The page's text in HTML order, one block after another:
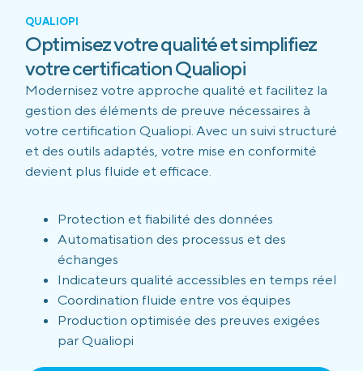
QUALIOPI
Optimisez votre qualité et simplifiez
votre certification Qualiopi
Modernisez votre approche qualité et facilitez la
gestion des éléments de preuve nécessaires à
votre certification Qualiopi. Avec un suivi structuré
et des outils adaptés, votre mise en conformité
devient plus fluide et efficace.
Protection et fiabilité des données
Automatisation des processus et des
échanges
Indicateurs qualité accessibles en temps réel
Coordination fluide entre vos équipes
Production optimisée des preuves exigées
par Qualiopi